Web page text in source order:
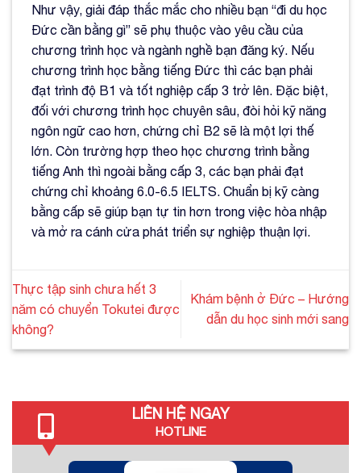
Như vậy, giải đáp thắc mắc cho nhiều bạn “đi du học
Đức cần bằng gì” sẽ phụ thuộc vào yêu cầu của
chương trình học và ngành nghề bạn đăng ký. Nếu
chương trình học bằng tiếng Đức thì các bạn phải
đạt trình độ B1 và tốt nghiệp cấp 3 trở lên. Đặc biệt,
đối với chương trình học chuyên sâu, đòi hỏi kỹ năng
ngôn ngữ cao hơn, chứng chỉ B2 sẽ là một lợi thế
lớn. Còn trường hợp theo học chương trình bằng
tiếng Anh thì ngoài bằng cấp 3, các bạn phải đạt
chứng chỉ khoảng 6.0-6.5 IELTS. Chuẩn bị kỹ càng
bằng cấp sẽ giúp bạn tự tin hơn trong việc hòa nhập
và mở ra cánh cửa phát triển sự nghiệp thuận lợi.
Thực tập sinh chưa hết 3
năm có chuyển Tokutei được
không?
Khám bệnh ở Đức – Hướng
dẫn du học sinh mới sang
LIÊN HỆ NGAY
HOTLINE